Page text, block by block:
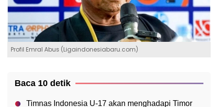
Profil Emral Abus (Ligaindonesiabaru.com)
Baca 10 detik
Timnas Indonesia U-17 akan menghadapi Timor